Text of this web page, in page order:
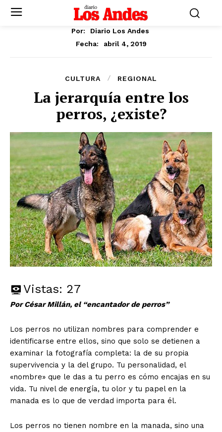
Por:
Diario Los Andes
Fecha:
abril 4, 2019
CULTURA REGIONAL
La jerarquía entre los
perros, ¿existe?
Vistas: 27
Por César Millán, el “encantador de perros”
Los perros no utilizan nombres para comprender e
identificarse entre ellos, sino que solo se detienen a
examinar la fotografía completa: la de su propia
supervivencia y la del grupo. Tu personalidad, el
«nombre» que le das a tu perro es cómo encajas en su
vida. Tu nivel de energía, tu olor y tu papel en la
manada es lo que de verdad importa para él.
Los perros no tienen nombre en la manada, sino una